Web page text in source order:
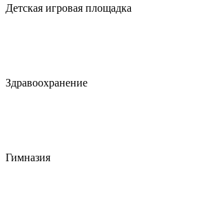
Детская игровая площадка
Здравоохранение
Гимназия